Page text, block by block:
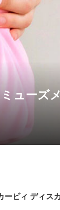
ューズ
ービィ ディス